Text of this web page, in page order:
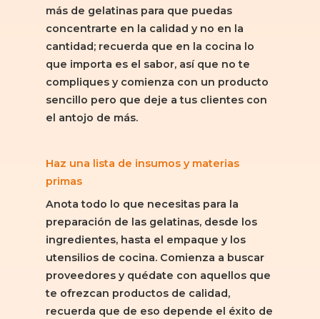
más de gelatinas para que puedas
concentrarte en la calidad y no en la
cantidad; recuerda que en la cocina lo
que importa es el sabor, así que no te
compliques y comienza con un producto
sencillo pero que deje a tus clientes con
el antojo de más.
Haz una lista de insumos y materias
primas
Anota todo lo que necesitas para la
preparación de las gelatinas, desde los
ingredientes, hasta el empaque y los
utensilios de cocina. Comienza a buscar
proveedores y quédate con aquellos que
te ofrezcan productos de calidad,
recuerda que de eso depende el éxito de